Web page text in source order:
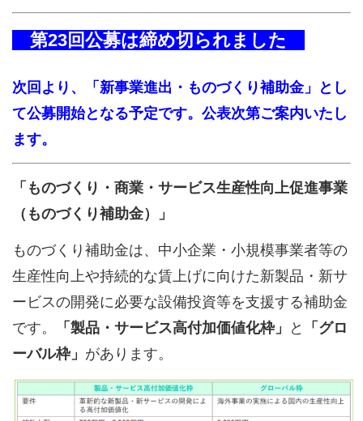
第23回公募は締め切られました
次回より、「新事業進出・ものづくり補助金」とし
て公募開始となる予定です。公表次第ご案内いたし
ます。
「ものづくり・商業・サービス生産性向上促進事業
（ものづくり補助金）」
ものづくり補助金は、中小企業・小規模事業者等の
生産性向上や持続的な賃上げに向けた新製品・新サ
ービスの開発に必要な設備投資等を支援する補助金
です。
「製品・サービス高付加価値化枠」 と
「グロ
ーバル枠」 があります。